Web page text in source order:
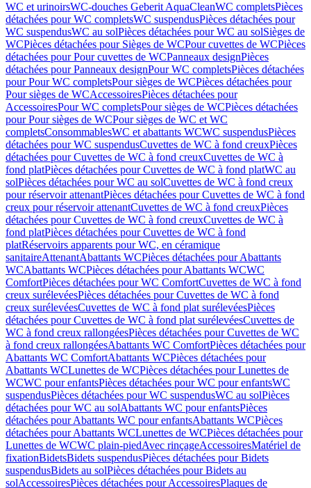
WC et urinoirsWC-douches Geberit AquaCleanWC completsPièces
détachées pour WC completsWC suspendusPièces détachées pour
WC suspendusWC au solPièces détachées pour WC au solSièges de
WCPièces détachées pour Sièges de WCPour cuvettes de WCPièces
détachées pour Pour cuvettes de WCPanneaux designPièces
détachées pour Panneaux designPour WC completsPièces détachées
pour Pour WC completsPour sièges de WCPièces détachées pour
Pour sièges de WCAccessoiresPièces détachées pour
AccessoiresPour WC completsPour sièges de WCPièces détachées
pour Pour sièges de WCPour sièges de WC et WC
completsConsommablesWC et abattants WCWC suspendusPièces
détachées pour WC suspendusCuvettes de WC à fond creuxPièces
détachées pour Cuvettes de WC à fond creuxCuvettes de WC à
fond platPièces détachées pour Cuvettes de WC à fond platWC au
solPièces détachées pour WC au solCuvettes de WC à fond creux
pour réservoir attenantPièces détachées pour Cuvettes de WC à fond
creux pour réservoir attenantCuvettes de WC à fond creuxPièces
détachées pour Cuvettes de WC à fond creuxCuvettes de WC à
fond platPièces détachées pour Cuvettes de WC à fond
platRéservoirs apparents pour WC, en céramique
sanitaireAttenantAbattants WCPièces détachées pour Abattants
WCAbattants WCPièces détachées pour Abattants WCWC
ComfortPièces détachées pour WC ComfortCuvettes de WC à fond
creux surélevéesPièces détachées pour Cuvettes de WC à fond
creux surélevéesCuvettes de WC à fond plat surélevéesPièces
détachées pour Cuvettes de WC à fond plat surélevéesCuvettes de
WC à fond creux rallongéesPièces détachées pour Cuvettes de WC
à fond creux rallongéesAbattants WC ComfortPièces détachées pour
Abattants WC ComfortAbattants WCPièces détachées pour
Abattants WCLunettes de WCPièces détachées pour Lunettes de
WCWC pour enfantsPièces détachées pour WC pour enfantsWC
suspendusPièces détachées pour WC suspendusWC au solPièces
détachées pour WC au solAbattants WC pour enfantsPièces
détachées pour Abattants WC pour enfantsAbattants WCPièces
détachées pour Abattants WCLunettes de WCPièces détachées pour
Lunettes de WCWC plain-piedAvec rinçageAccessoiresMatériel de
fixationBidetsBidets suspendusPièces détachées pour Bidets
suspendusBidets au solPièces détachées pour Bidets au
solAccessoiresPièces détachées pour AccessoiresPlaques de